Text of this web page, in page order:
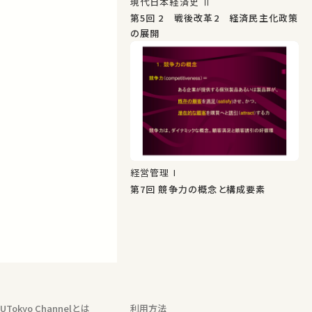
第5回 2 戦後改革2 経済民主化政策
の展開
経営管理 I
第7回 競争力の概念と構成要素
UTokyo Channelとは 利用方法